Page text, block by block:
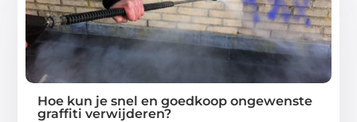
Hoe kun je snel en goedkoop ongewenste
graffiti verwijderen?